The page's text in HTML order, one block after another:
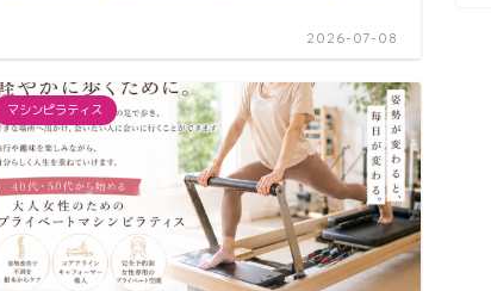
2026-07-08
マシンピラティス